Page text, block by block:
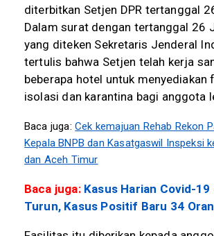
diterbitkan Setjen DPR tertanggal
Dalam surat dengan tertanggal 26
yang diteken Sekretaris Jenderal
tertulis bahwa Setjen telah kerja
beberapa hotel untuk menyediakan
isolasi dan karantina bagi anggota
Baca juga: Cek kemajuan Rehab Rekon
Kepala BNPB dan Kasatgaswil Inspeksi
dan Aceh Timur
Baca juga: Kasus Harian Covid-19
Turun, Kasus Positif Baru 34